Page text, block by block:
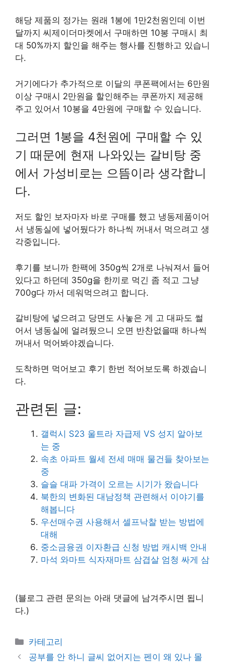
해당 제품의 정가는 원래 1봉에 1만2천원인데 이번
달까지 씨제이더마켓에서 구매하면 10봉 구매시 최
대 50%까지 할인을 해주는 행사를 진행하고 있습니
다.
거기에다가 추가적으로 이달의 쿠폰팩에서는 6만원
이상 구매시 2만원을 할인해주는 쿠폰까지 제공해
주고 있어서 10봉을 4만원에 구매할 수 있습니다.
그러면 1봉을 4천원에 구매할 수 있
기 때문에 현재 나와있는 갈비탕 중
에서 가성비로는 으뜸이라 생각합니
다.
저도 할인 보자마자 바로 구매를 했고 냉동제품이어
서 냉동실에 넣어뒀다가 하나씩 꺼내서 먹으려고 생
각중입니다.
후기를 보니까 한팩에 350g씩 2개로 나눠져서 들어
있다고 하던데 350g을 한끼로 먹긴 좀 적고 그냥
700g다 까서 데워먹으려고 합니다.
갈비탕에 넣으려고 당면도 사놓은 게 고 대파도 썰
어서 냉동실에 얼려뒀으니 오면 반찬없을때 하나씩
꺼내서 먹어봐야겠습니다.
도착하면 먹어보고 후기 한번 적어보도록 하겠습니
다.
관련된 글:
갤럭시 S23 울트라 자급제 VS 성지 알아보
는 중
속초 아파트 월세 전세 매매 물건들 찾아보는
중
슬슬 대파 가격이 오르는 시기가 왔습니다
북한의 변화된 대남정책 관련해서 이야기를
해봅니다
우선매수권 사용해서 셀프낙찰 받는 방법에
대해
중소금융권 이자환급 신청 방법 캐시백 안내
마석 와마트 식자재마트 삼겹살 엄청 싸게 삼
(블로그 관련 문의는 아래 댓글에 남겨주시면 됩니
다.)
Categories
카테고리
공부를 안 하니 글씨 없어지는 펜이 왜 있나 몰